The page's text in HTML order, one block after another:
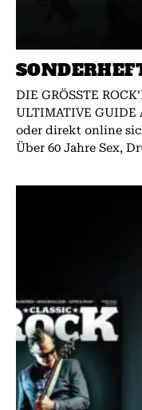
DIE GRÖSSTE
ULTIMATIVE GUIDE
oder direkt online
Über 60 Jahre Sex,